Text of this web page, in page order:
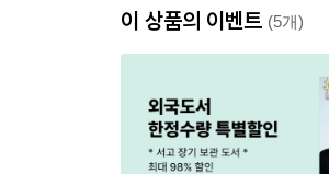
이 상품의 이벤트 (5개)